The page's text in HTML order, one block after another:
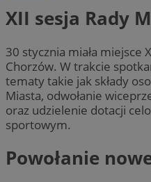
XII sesja Rady
30 stycznia miała miejsce
Chorzów. W trakcie
tematy takie jak składy
Miasta, odwołanie
oraz udzielenie dotacji
sportowym.
Powołanie